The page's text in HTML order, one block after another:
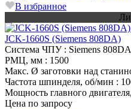
В избранное
JCK-1660S (Siemens 808DA)
Система ЧПУ: Siemens 808DA
РМЦ, мм : 1500
Макс. Ø заготовки над
Частота шпинделя, об/мин :
Мощность главного
Цена по запросу